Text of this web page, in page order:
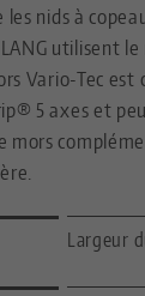
nids à
utilisent le
Vario-Tec
5 axes et
mors
Largeur